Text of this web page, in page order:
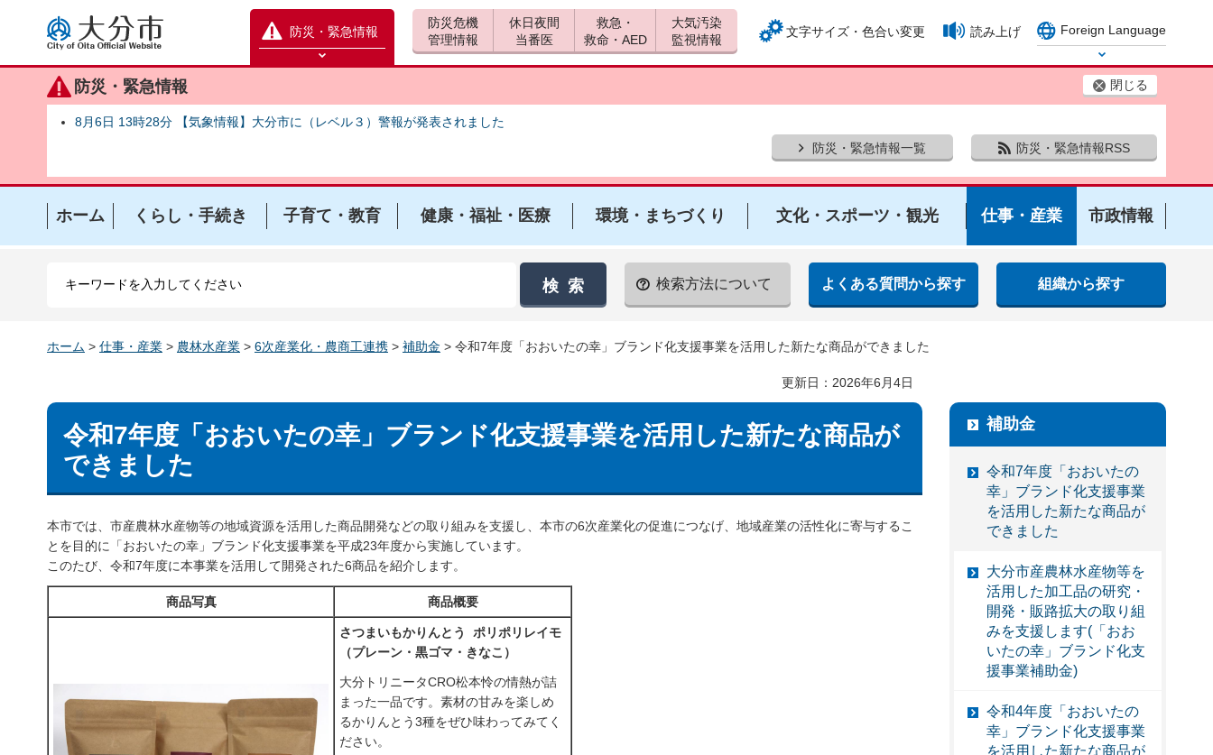
大分市
防災・緊急情報
防災緊急情報を開く
防災・緊急情報 閉じる
8月6日 13時28分 【気象情報】大分市に（レベル３）警報が発表されました
防災・緊急情報一覧
防災・緊急情報RSS
防災危機
管理情報
休日夜間
当番医
救急・
救命・AED
大気汚染
監視情報
文字サイズ・色合い変更 読み上げ
Foreign Language
Select Language
ホーム くらし・手続き 子育て・教育 健康・福祉・医療 環境・まちづくり 文化・スポーツ・観光 仕事・産業 市政情報
検索方法について よくある質問から探す 組織から探す
ホーム > 仕事・産業 > 農林水産業 > 6次産業化・農商工連携 > 補助金 > 令和7年度「おおいたの幸」ブランド化支援事業を活用した新たな商品ができました
更新日：2026年6月4日
令和7年度「おおいたの幸」ブランド化支援事業を活用した新たな商品が
できました
本市では、市産農林水産物等の地域資源を活用した商品開発などの取り組みを支援し、本市の6次産業化の促進につなげ、地域産業の活性化に寄与するこ
とを目的に「おおいたの幸」ブランド化支援事業を平成23年度から実施しています。
このたび、令和7年度に本事業を活用して開発された6商品を紹介します。
商品写真 商品概要
さつまいもかりんとう ポリポリレイモ
（プレーン・黒ゴマ・きなこ）
大分トリニータCRO松本怜の情熱が詰
まった一品です。素材の甘みを楽しめ
るかりんとう3種をぜひ味わってみてく
ださい。
補助金
令和7年度「おおいたの
幸」ブランド化支援事業
を活用した新たな商品が
できました
大分市産農林水産物等を
活用した加工品の研究・
開発・販路拡大の取り組
みを支援します(「おお
いたの幸」ブランド化支
援事業補助金)
令和4年度「おおいたの
幸」ブランド化支援事業
を活用した新たな商品が